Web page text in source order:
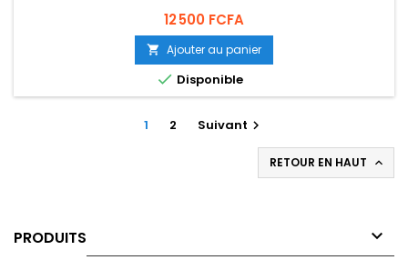
Prix
12 500 FCFA
 Ajouter au panier
 Disponible
1 2 Suivant 
RETOUR EN HAUT 
PRODUITS 